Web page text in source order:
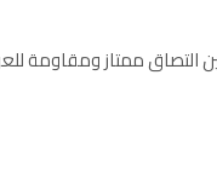
ممتاز ومقاومة